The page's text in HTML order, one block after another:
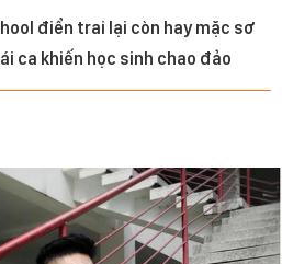
điển trai lại còn hay mặc sơ
ca khiến học sinh chao đảo